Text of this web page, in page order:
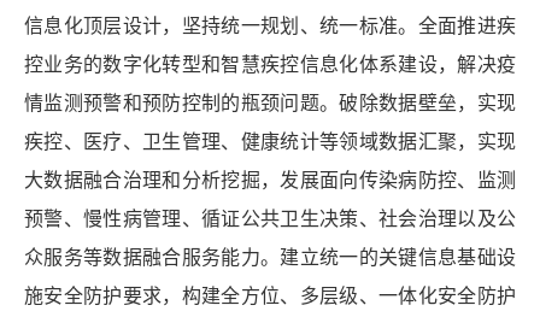
信息化顶层设计，坚持统一规划、统一标准。全面推进疾
控业务的数字化转型和智慧疾控信息化体系建设，解决疫
情监测预警和预防控制的瓶颈问题。破除数据壁垒，实现
疾控、医疗、卫生管理、健康统计等领域数据汇聚，实现
大数据融合治理和分析挖掘，发展面向传染病防控、监测
预警、慢性病管理、循证公共卫生决策、社会治理以及公
众服务等数据融合服务能力。建立统一的关键信息基础设
施安全防护要求，构建全方位、多层级、一体化安全防护